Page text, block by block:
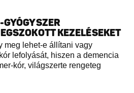
KEZELÉSEKET
meg lehet-e állítani vagy
lefolyását, hiszen a demencia
kór, világszerte rengeteg